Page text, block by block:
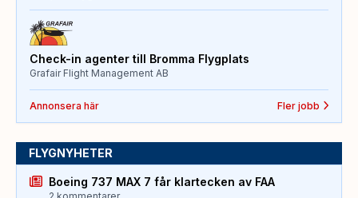
Check-in agenter till Bromma Flygplats
Grafair Flight Management AB
Annonsera här Fler jobb
FLYGNYHETER
Boeing 737 MAX 7 får klartecken av FAA